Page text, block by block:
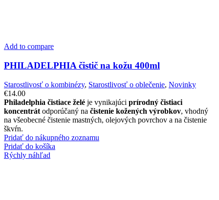
Add to compare
PHILADELPHIA čistič na kožu 400ml
Starostlivosť o kombinézy, Starostlivosť o oblečenie, Novinky
€14.00
Philadelphia čistiace želé je vynikajúci prírodný čistiaci
koncentrát odporúčaný na čistenie kožených výrobkov, vhodný
na všeobecné čistenie mastných, olejových povrchov a na čistenie
škvŕn.
Pridať do nákupného zoznamu
Pridať do košíka
Rýchly náhľad